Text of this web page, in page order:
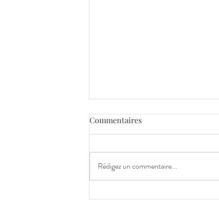
Et si votre préparation
Commentaires
Rédigez un commentaire...